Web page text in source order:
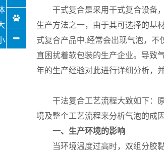
干式复合是采用干式复合设备
生产方法之一，由于其可选择的基
式复合产品中,经常会出现气泡，
直困扰着软包装的生产企业。导致
年的生产经验对此进行详细分析，
干法复合工艺流程大致如下
境及整个工艺流程来分析气泡的成
一、生产环境的影响
当环境温度过高时，双组分胶